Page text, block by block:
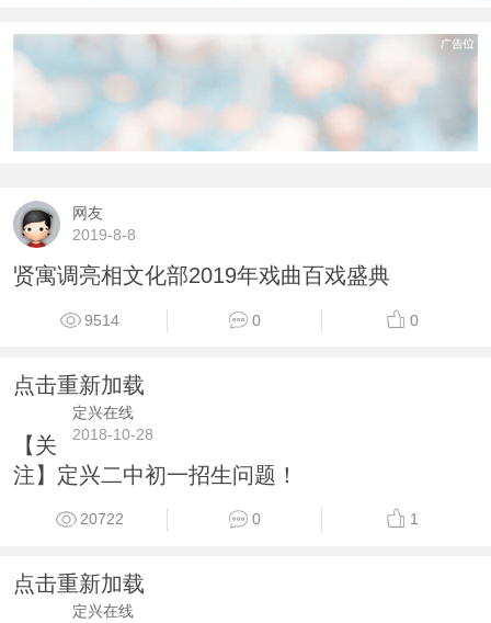
网友
2019-8-8
贤寓调亮相文化部2019年戏曲百戏盛典
9514 0 0
点击重新加载
定兴在线
2018-10-28
【关
注】定兴二中初一招生问题！
20722 0 1
点击重新加载
定兴在线